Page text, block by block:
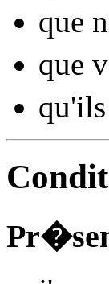
que
que
qu'ils